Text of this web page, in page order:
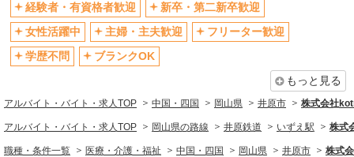
経験者・有資格者歓迎
新卒・第二新卒歓迎
女性活躍中
主婦・主夫歓迎
フリーター歓迎
学歴不問
ブランクOK
もっと見る
アルバイト・バイト・求人TOP 中国・四国 岡山県 井原市 株式会社
アルバイト・バイト・求人TOP 岡山県の路線 井原鉄道 いずえ駅 株式
職種・条件一覧 医療・介護・福祉 中国・四国 岡山県 井原市 株式